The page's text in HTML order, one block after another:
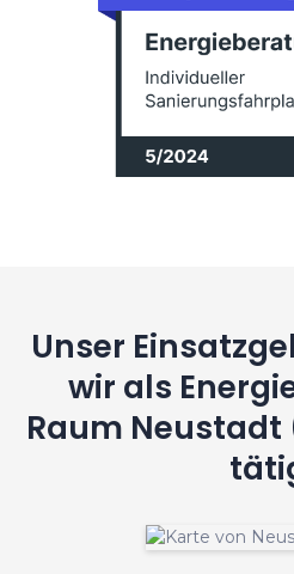
Unser
wir als
Raum Neustadt